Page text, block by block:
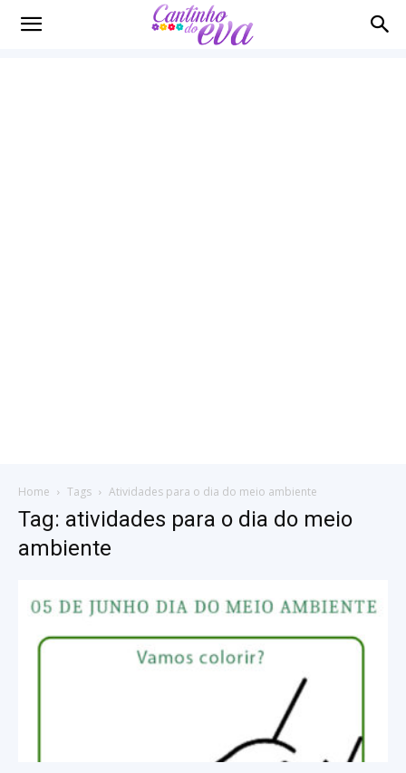
Cantinho
Home Tags Atividades para o dia do meio ambiente
Tag: atividades para o dia do meio
ambiente